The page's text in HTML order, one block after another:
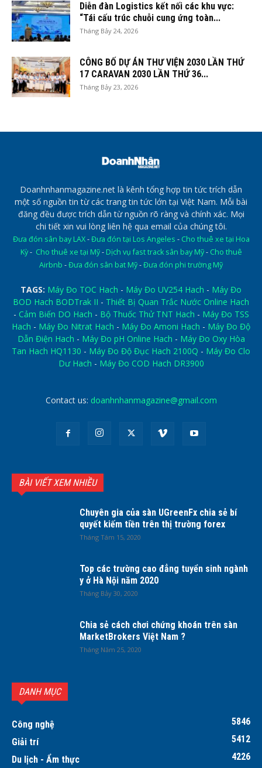
Diễn đàn Logistics kết nối các khu vực:
“Tái cấu trúc chuỗi cung ứng toàn...
Tháng Bảy 24, 2026
CÔNG BỐ DỰ ÁN THƯ VIỆN 2030 LẦN THỨ
17 CARAVAN 2030 LẦN THỨ 36...
Tháng Bảy 23, 2026
Doanhnhanmagazine.net là kênh tổng hợp tin tức trích dẫn
một số nguồn tin từ các trang tin tức lớn tại Việt Nam. Mỗi bài
đăng đều được trích dẫn từ nguồn rõ ràng và chính xác. Mọi
chi tiết xin vui lòng liên hệ qua email của chúng tôi.
Đưa đón sân bay LAX-Đưa đón tại Los Angeles - Cho thuê xe tại Hoa
Kỳ- Cho thuê xe tại Mỹ- Dịch vụ fast track sân bay Mỹ- Cho thuê
Airbnb -Đưa đón sân bat Mỹ-Đưa đón phi trường Mỹ
TAGS: Máy Đo TOC Hach - Máy Đo UV254 Hach - Máy Đo
BOD Hach BODTrak II - Thiết Bị Quan Trắc Nước Online Hach
- Cảm Biến DO Hach - Bộ Thuốc Thử TNT Hach - Máy Đo TSS
Hach - Máy Đo Nitrat Hach - Máy Đo Amoni Hach - Máy Đo Độ
Dẫn Điện Hach - Máy Đo pH Online Hach - Máy Đo Oxy Hòa
Tan Hach HQ1130 - Máy Đo Độ Đục Hach 2100Q - Máy Đo Clo
Dư Hach - Máy Đo COD Hach DR3900
Contact us: doanhnhanmagazine@gmail.com
BÀI VIẾT XEM NHIỀU
Chuyên gia của sàn UGreenFx chia sẻ bí
quyết kiếm tiền trên thị trường forex
Tháng Tám 15, 2020
Top các trường cao đẳng tuyển sinh ngành
y ở Hà Nội năm 2020
Tháng Bảy 30, 2020
Chia sẻ cách chơi chứng khoán trên sàn
MarketBrokers Việt Nam ?
Tháng Năm 25, 2020
DANH MỤC
Công nghệ
5846
Giải trí
5412
Du lịch - Ẩm thực
4226